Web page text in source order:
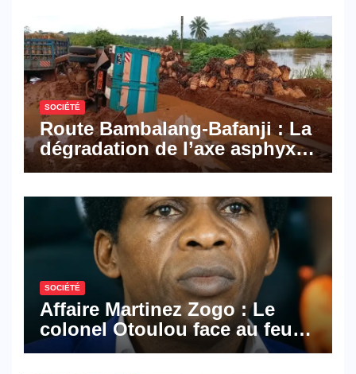
numériques made in
Cameroon
SOCIÉTÉ
Route Bambalang-Bafanji : La
dégradation de l’axe asphyxie
les activités économiques
SOCIÉTÉ
Affaire Martinez Zogo : Le
colonel Otoulou face au feu
croisé des avocats de la